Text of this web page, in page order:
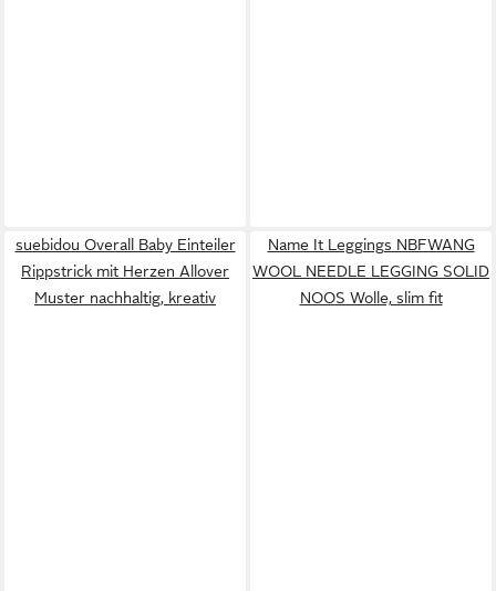
suebidou Overall Baby Einteiler
Rippstrick mit Herzen Allover
Muster nachhaltig, kreativ
Name It Leggings NBFWANG
WOOL NEEDLE LEGGING SOLID
NOOS Wolle, slim fit